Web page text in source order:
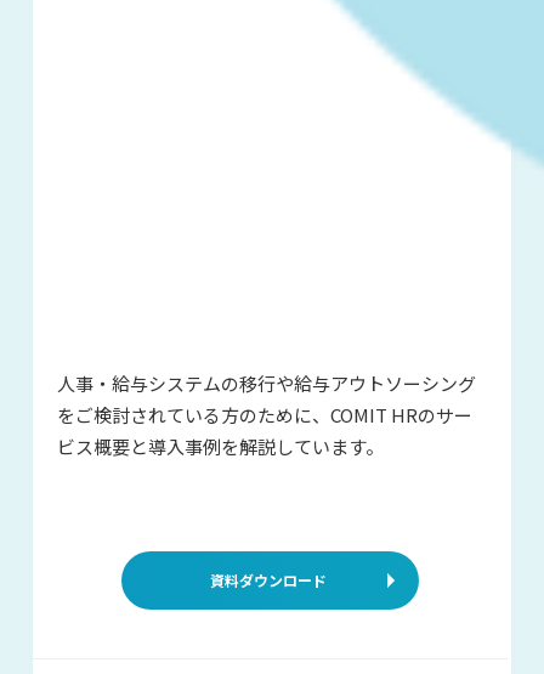
人事・給与システムの移行や給与アウ トソーシング
をご検討されている方のために、COMIT HRのサー
ビス概要と導入事例を解説しています。
資料ダウンロード